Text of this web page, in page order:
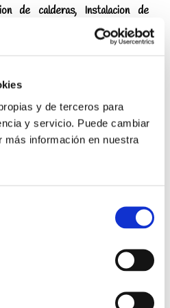
y de terceros para
y servicio. Puede cambiar
más información en nuestra
de calderas, Instalacion de
emitidos por Instaladores y
de agua, Cambiar válvula
fontaneros autorizados de